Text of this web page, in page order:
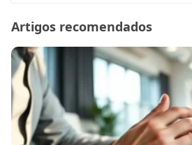
Artigos recomendados